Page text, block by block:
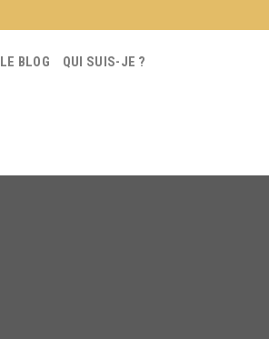
LE BLOG QUI SUIS-JE ?